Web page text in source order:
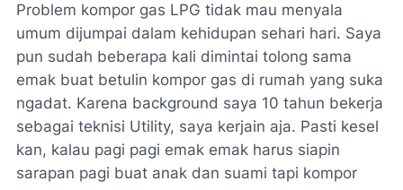
Problem kompor gas LPG tidak mau menyala
umum dijumpai dalam kehidupan sehari hari. Saya
pun sudah beberapa kali dimintai tolong sama
emak buat betulin kompor gas di rumah yang suka
ngadat. Karena background saya 10 tahun bekerja
sebagai teknisi Utility, saya kerjain aja. Pasti kesel
kan, kalau pagi pagi emak emak harus siapin
sarapan pagi buat anak dan suami tapi kompor